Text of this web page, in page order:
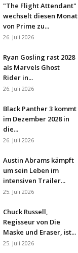
"The Flight Attendant"
wechselt diesen Monat
von Prime zu...
26. Juli 2026
Ryan Gosling rast 2028
als Marvels Ghost
Rider in...
26. Juli 2026
Black Panther 3 kommt
im Dezember 2028 in
die...
26. Juli 2026
Austin Abrams kämpft
um sein Leben im
intensiven Trailer...
25. Juli 2026
Chuck Russell,
Regisseur von Die
Maske und Eraser, ist...
25. Juli 2026